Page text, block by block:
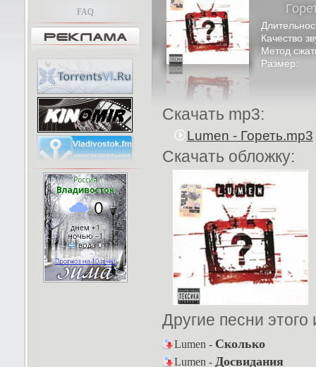
FAQ
Качество
Метод
Размер:
Скачать mp3:
Lumen - Гореть.mp3
Скачать обложку:
Другие песни
Lumen - Сколько
Lumen - Досвидания